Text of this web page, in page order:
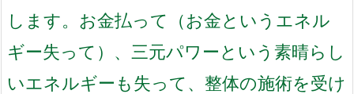
します。 お金払って（お金というエネル
ギー失って）、 三元パワーという素晴らし
いエネルギーも失って、 整体の施術を受け